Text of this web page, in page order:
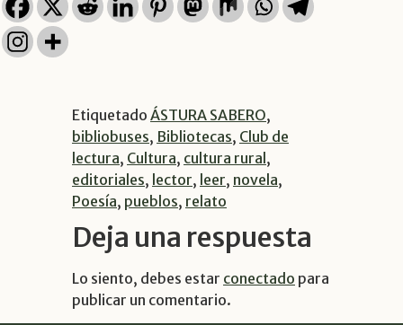
Etiquetado ÁSTURA SABERO,
bibliobuses, Bibliotecas, Club de
lectura, Cultura, cultura rural,
editoriales, lector, leer, novela,
Poesía, pueblos, relato
Deja una respuesta
Lo siento, debes estar conectado para
publicar un comentario.